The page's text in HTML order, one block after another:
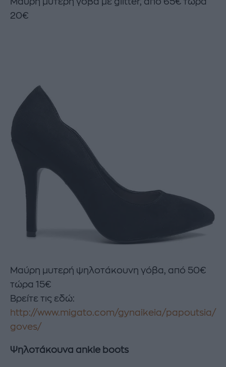
20€
Μαύρη μυτερή ψηλοτάκουνη γόβα, από 50€
τώρα 15€
Βρείτε τις εδώ:
http://www.migato.com/gynaikeia/papoutsia/
goves/
Ψηλοτάκουνα ankle boots